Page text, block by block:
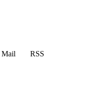
Mail
RSS